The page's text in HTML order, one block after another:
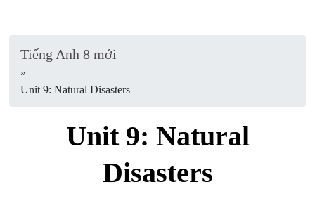
Tiếng Anh 8 mới
»
Unit 9: Natural Disasters
Unit 9: Natural
Disasters